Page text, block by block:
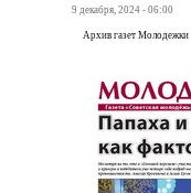
9 декабря, 2024 - 06:00
Архив газет Молодежки